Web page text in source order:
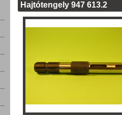
Hajtótengely 947 613.2